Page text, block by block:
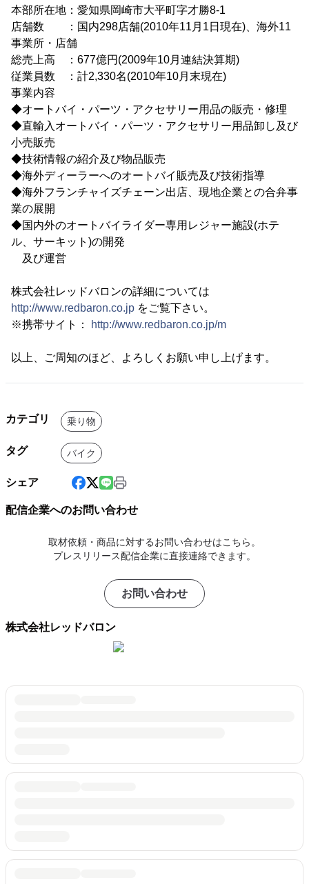
本部所在地：愛知県岡崎市大平町字才勝8-1
店舗数 ：国内298店舗(2010年11月1日現在)、海外11
事業所・店舗
総売上高 ：677億円(2009年10月連結決算期)
従業員数 ：計2,330名(2010年10月末現在)
事業内容
◆オートバイ・パーツ・アクセサリー用品の販売・修理
◆直輸入オートバイ・パーツ・アクセサリー用品卸し及び
小売販売
◆技術情報の紹介及び物品販売
◆海外ディーラーへのオートバイ販売及び技術指導
◆海外フランチャイズチェーン出店、現地企業との合弁事
業の展開
◆国内外のオートバイライダー専用レジャー施設(ホテ
ル、サーキット)の開発
及び運営
株式会社レッドバロンの詳細については
http://www.redbaron.co.jp をご覧下さい。
※携帯サイト：
http://www.redbaron.co.jp/m
以上、ご周知のほど、よろしくお願い申し上げます。
カテゴリ 乗り物
タグ バイク
シェア
配信企業へのお問い合わせ
取材依頼・商品に対するお問い合わせはこちら。
プレスリリース配信企業に直接連絡できます。
お問い合わせ
株式会社レッドバロン